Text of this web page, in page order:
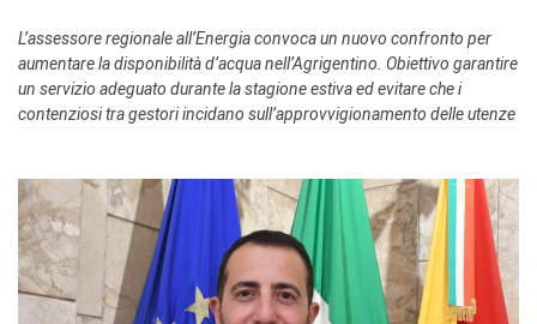
L’assessore regionale all’Energia convoca un nuovo confronto per
aumentare la disponibilità d’acqua nell’Agrigentino. Obiettivo garantire
un servizio adeguato durante la stagione estiva ed evitare che i
contenziosi tra gestori incidano sull’approvvigionamento delle utenze